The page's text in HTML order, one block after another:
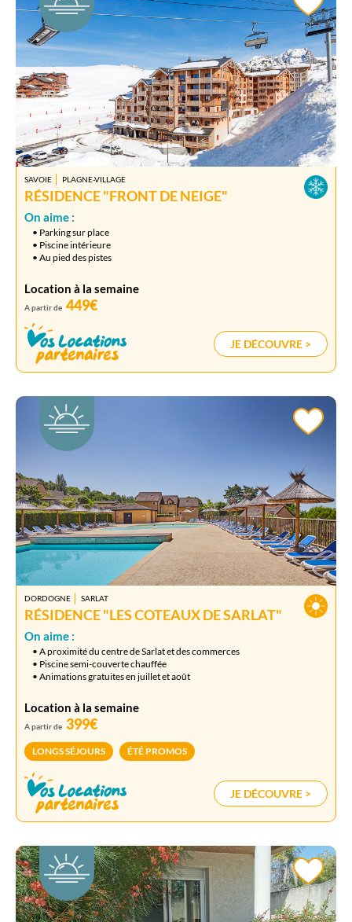
SAVOIE PLAGNE-VILLAGE
RÉSIDENCE "FRONT DE NEIGE"
On aime :
• Parking sur place
• Piscine intérieure
• Au pied des pistes
Location à la semaine
A partir de 449€
JE DÉCOUVRE >
DORDOGNE SARLAT
RÉSIDENCE "LES COTEAUX DE SARLAT"
On aime :
• A proximité du centre de Sarlat et des commerces
• Piscine semi-couverte chauffée
• Animations gratuites en juillet et août
Location à la semaine
A partir de 399€
LONGS SÉJOURS ÉTÉ PROMOS
JE DÉCOUVRE >